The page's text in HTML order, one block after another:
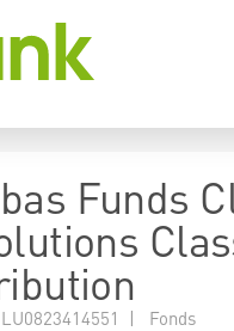
Funds
| Fonds